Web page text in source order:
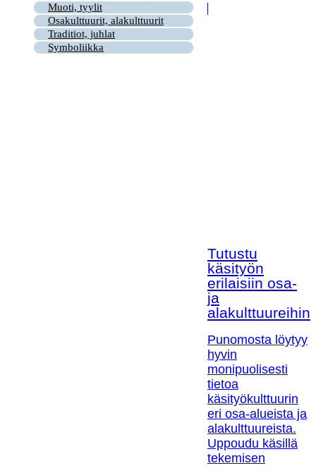
Muoti, tyylit
Osakulttuurit, alakulttuurit
Traditiot, juhlat
Symboliikka
Tutustu
käsityön
erilaisiin osa-
ja
alakulttuureihin!
Punomosta löytyy
hyvin
monipuolisesti
tietoa
käsityökulttuurin
eri osa-alueista ja
alakulttuureista.
Uppoudu käsillä
tekemisen